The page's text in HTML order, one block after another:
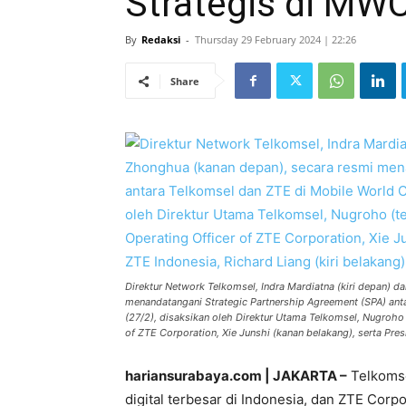
By Redaksi - Thursday 29 February 2024 | 22:26
Share
Direktur Network Telkomsel, Indra Mardiatna (kiri depan)
menandatangani Strategic Partnership Agreement (SPA)
(27/2), disaksikan oleh Direktur Utama Telkomsel,
of ZTE Corporation, Xie Junshi (kanan belakang), serta
hariansurabaya.com | JAKARTA –
digital terbesar di Indonesia, dan ZTE